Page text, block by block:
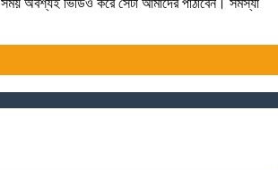
সময় অবশ্যই ভিডিও করে সেটা আমাদের পাঠাবেন। সমস্যা